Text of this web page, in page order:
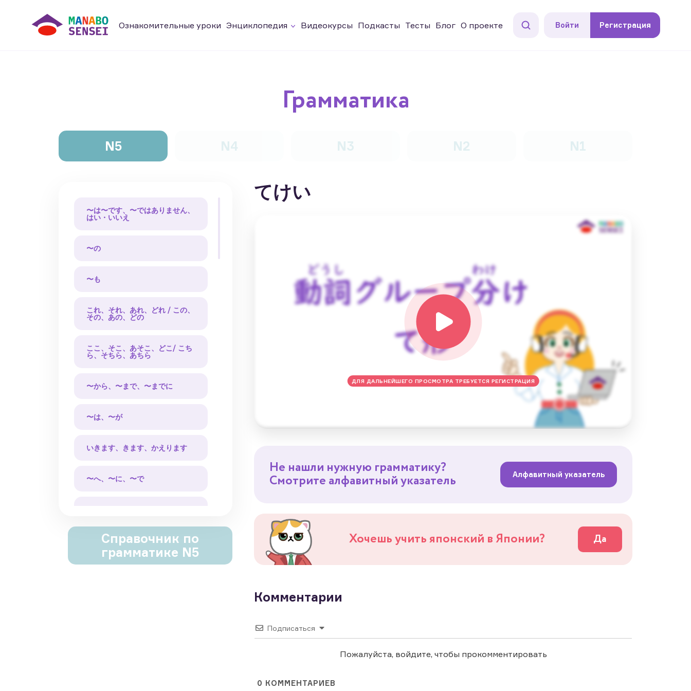
Ознакомительные уроки Энциклопедия Видеокурсы Подкасты Тесты Блог О проекте Войти Регистрация
Грамматика
N5 N4 N3 N2 N1
〜は〜です、〜ではありません、
はい・いいえ
〜の
〜も
これ、それ、あれ、どれ / この、
その、あの、どの
ここ、そこ、あそこ、どこ/ こち
ら、そちら、あちら
〜から、〜まで、〜までに
〜は、〜が
いきます、きます、かえります
〜へ、〜に、〜で
Справочник по
грамматике N5
てけい
ДЛЯ ДАЛЬНЕЙШЕГО ПРОСМОТРА ТРЕБУЕТСЯ РЕГИСТРАЦИЯ
Не нашли нужную грамматику?
Смотрите алфавитный указатель Алфавитный указатель
Хочешь учить японский в Японии? Да
Комментарии
Подписаться
Пожалуйста, войдите, чтобы прокомментировать
0 КОММЕНТАРИЕВ